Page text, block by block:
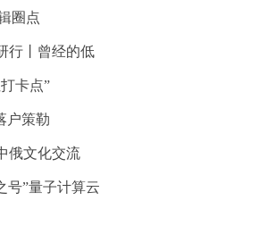
圈点
行丨曾经的低
卡点”
户策勒
俄文化交流
号”量子计算云